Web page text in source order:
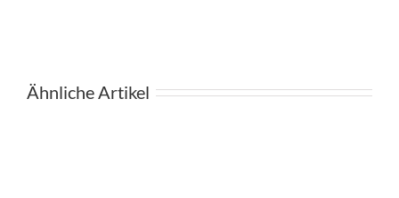
Ähnliche Artikel